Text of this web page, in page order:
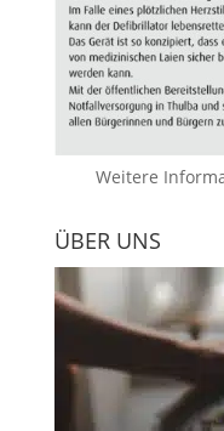
Weitere
ÜBER UNS